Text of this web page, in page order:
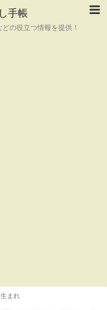
手帳
の役立つ情報を提供！
まれ